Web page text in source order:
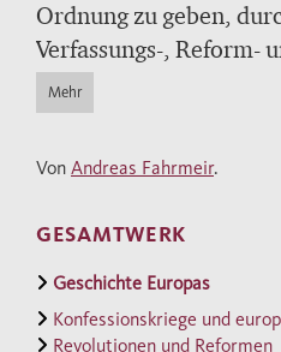
Ordnung zu geben,
Verfassungs-, Reform-
Nationalbewegungen,
Ende der ersten
Andreas Fahrmeir
Entwicklung Europas
Französischen
Mehr
Von Andreas Fahrmeir.
GESAMTWERK
Geschichte Europas
Konfessionskriege und
Revolutionen und Reformen